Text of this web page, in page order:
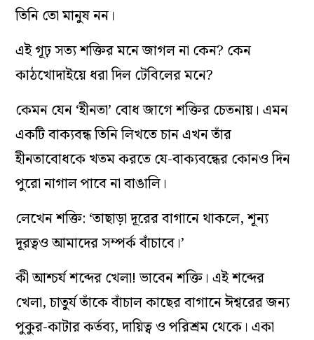
তিনি তো মানুষ নন।
এই গূঢ় সত্য শক্তির মনে জাগল না কেন? কেন
কাঠখোদাইয়ে ধরা দিল টেবিলের মনে?
কেমন যেন ‘হীনতা’ বোধ জাগে শক্তির চেতনায়। এমন
একটি বাক্যবন্ধ তিনি লিখতে চান এখন তাঁর
হীনতাবোধকে খতম করতে যে-বাক্যবন্ধের কোনও দিন
পুরো নাগাল পাবে না বাঙালি।
লেখেন শক্তি: ‘তাছাড়া দূরের বাগানে থাকলে, শূন্য
দূরত্বও আমাদের সম্পর্ক বাঁচাবে।’
কী আশ্চর্য শব্দের খেলা! ভাবেন শক্তি। এই শব্দের
খেলা, চাতুর্য তাঁকে বাঁচাল কাছের বাগানে ঈশ্বরের জন্য
পুকুর-কাটার কর্তব্য, দায়িত্ব ও পরিশ্রম থেকে। একা